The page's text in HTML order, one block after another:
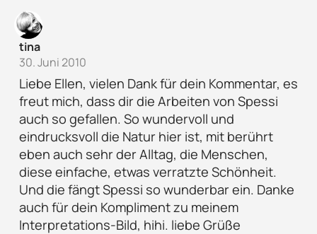
tina
30. Juni 2010
Liebe Ellen, vielen Dank für dein Kommentar, es
freut mich, dass dir die Arbeiten von Spessi
auch so gefallen. So wundervoll und
eindrucksvoll die Natur hier ist, mit berührt
eben auch sehr der Alltag, die Menschen,
diese einfache, etwas verratzte Schönheit.
Und die fängt Spessi so wunderbar ein. Danke
auch für dein Kompliment zu meinem
Interpretations-Bild, hihi. liebe Grüße